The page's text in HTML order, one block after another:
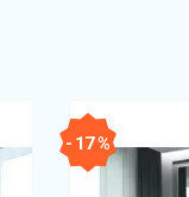
- 17 %